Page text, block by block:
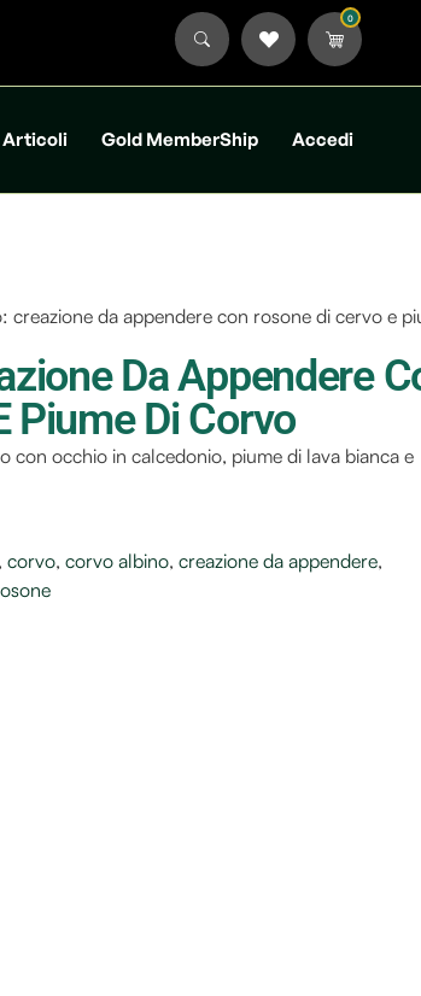
0
Articoli Gold MemberShip Accedi
creazione da appendere con rosone di cervo e
Da Appendere
Piume Di Corvo
con occhio in calcedonio, piume di lava bianca e
, corvo, corvo albino, creazione da appendere,